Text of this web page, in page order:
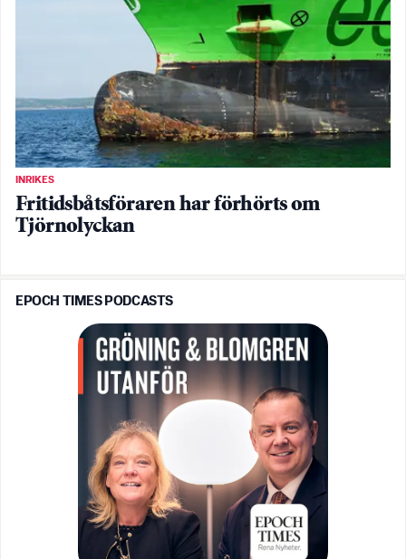
INRIKES
Fritidsbåtsföraren har förhörts om
Tjörnolyckan
EPOCH TIMES PODCASTS